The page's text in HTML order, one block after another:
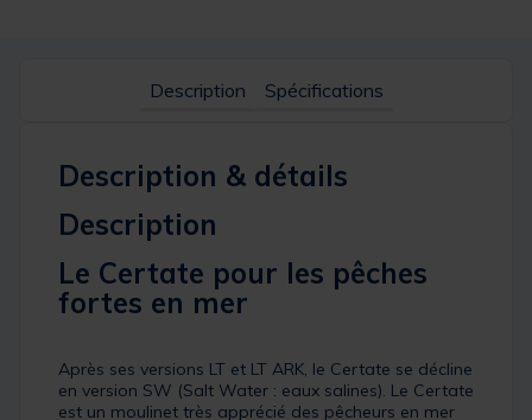
Description Spécifications
Description & détails
Description
Le Certate pour les pêches
fortes en mer
Après ses versions LT et LT ARK, le Certate se décline
en version SW (Salt Water : eaux salines). Le Certate
est un moulinet très apprécié des pêcheurs en mer